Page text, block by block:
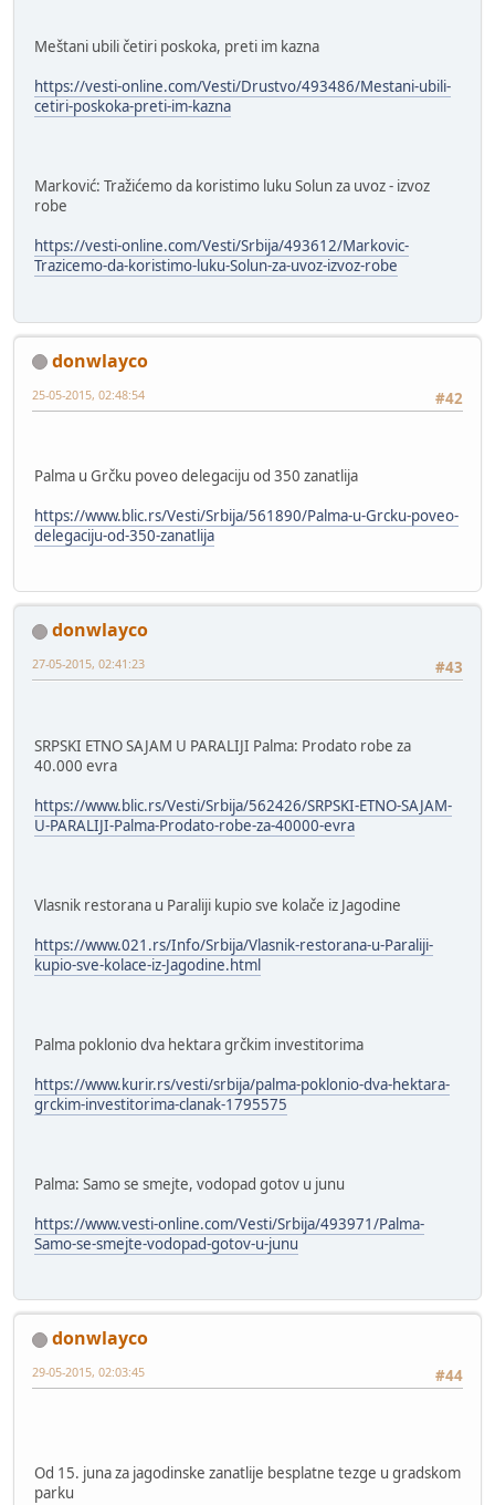
Meštani ubili četiri poskoka, preti im kazna
https://vesti-online.com/Vesti/Drustvo/493486/Mestani-ubili-
cetiri-poskoka-preti-im-kazna
Marković: Tražićemo da koristimo luku Solun za uvoz - izvoz
robe
https://vesti-online.com/Vesti/Srbija/493612/Markovic-
Trazicemo-da-koristimo-luku-Solun-za-uvoz-izvoz-robe
donwlayco
#42
25-05-2015, 02:48:54
Palma u Grčku poveo delegaciju od 350 zanatlija
https://www.blic.rs/Vesti/Srbija/561890/Palma-u-Grcku-poveo-
delegaciju-od-350-zanatlija
donwlayco
#43
27-05-2015, 02:41:23
SRPSKI ETNO SAJAM U PARALIJI Palma: Prodato robe za
40.000 evra
https://www.blic.rs/Vesti/Srbija/562426/SRPSKI-ETNO-SAJAM-
U-PARALIJI-Palma-Prodato-robe-za-40000-evra
Vlasnik restorana u Paraliji kupio sve kolače iz Jagodine
https://www.021.rs/Info/Srbija/Vlasnik-restorana-u-Paraliji-
kupio-sve-kolace-iz-Jagodine.html
Palma poklonio dva hektara grčkim investitorima
https://www.kurir.rs/vesti/srbija/palma-poklonio-dva-hektara-
grckim-investitorima-clanak-1795575
Palma: Samo se smejte, vodopad gotov u junu
https://www.vesti-online.com/Vesti/Srbija/493971/Palma-
Samo-se-smejte-vodopad-gotov-u-junu
donwlayco
#44
29-05-2015, 02:03:45
Od 15. juna za jagodinske zanatlije besplatne tezge u gradskom
parku